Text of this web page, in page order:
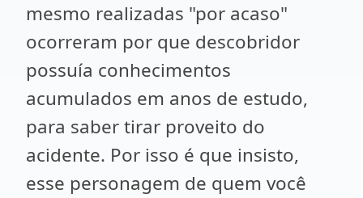
mesmo realizadas "por acaso"
ocorreram por que descobridor
possuía conhecimentos
acumulados em anos de estudo,
para saber tirar proveito do
acidente. Por isso é que insisto,
esse personagem de quem você